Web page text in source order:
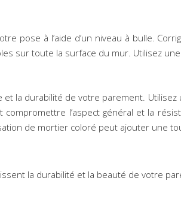
pose à l’aide d’un niveau à bulle.
sur toute la surface du mur. Utilisez
la durabilité de votre parement.
l’aspect général et la
de mortier coloré peut ajouter une
la durabilité et la beauté de votre